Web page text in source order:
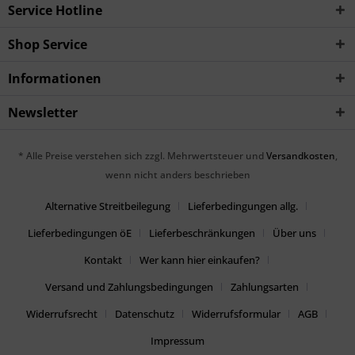
Service Hotline
Shop Service
Informationen
Newsletter
* Alle Preise verstehen sich zzgl. Mehrwertsteuer und Versandkosten,
wenn nicht anders beschrieben
Alternative Streitbeilegung
Lieferbedingungen allg.
Lieferbedingungen öE
Lieferbeschränkungen
Über uns
Kontakt
Wer kann hier einkaufen?
Versand und Zahlungsbedingungen
Zahlungsarten
Widerrufsrecht
Datenschutz Widerrufsformular
AGB
Impressum